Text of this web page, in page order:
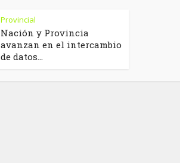
Provincial
Nación y Provincia
avanzan en el intercambio
de datos...